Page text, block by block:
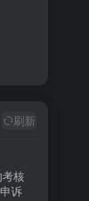
刷新
核
诉